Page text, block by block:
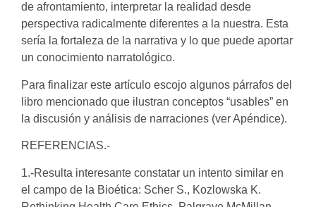
de afrontamiento, interpretar la realidad desde
perspectiva radicalmente diferentes a la nuestra. Esta
sería la fortaleza de la narrativa y lo que puede aportar
un conocimiento narratológico.
Para finalizar este artículo escojo algunos párrafos del
libro mencionado que ilustran conceptos “usables” en
la discusión y análisis de narraciones (ver Apéndice).
REFERENCIAS.-
1.-Resulta interesante constatar un intento similar en
el campo de la Bioética: Scher S., Kozlowska K.